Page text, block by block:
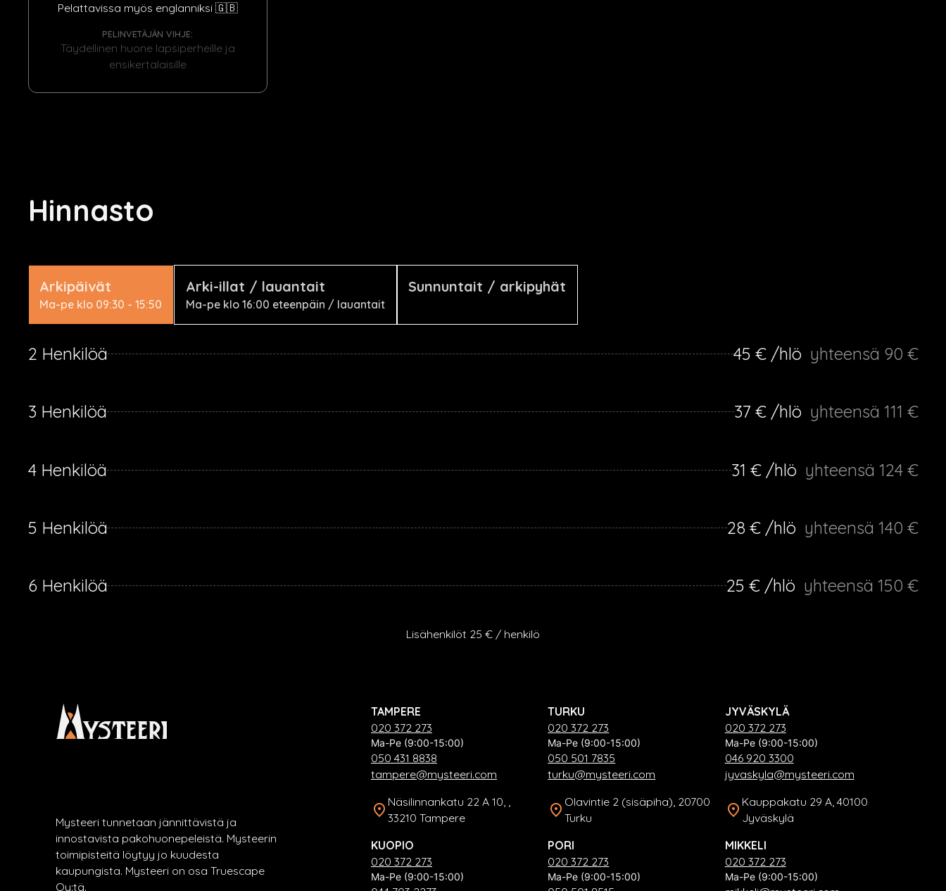
Pelattavissa myös englanniksi 🇬🇧
PELINVETÄJÄN VIHJE:
Täydellinen huone lapsiperheille ja
ensikertalaisille
Hinnasto
Arkipäivät
Ma-pe klo 09:30 - 15:50
Arki-illat / lauantait
Ma-pe klo 16:00 eteenpäin / lauantait
Sunnuntait / arkipyhät
2 Henkilöä 45 € /hlö yhteensä 90 €
3 Henkilöä 37 € /hlö yhteensä 111 €
4 Henkilöä 31 € /hlö yhteensä 124 €
5 Henkilöä 28 € /hlö yhteensä 140 €
6 Henkilöä 25 € /hlö yhteensä 150 €
Lisähenkilöt 25 € / henkilö
Mysteeri tunnetaan jännittävistä ja
innostavista pakohuonepeleistä. Mysteerin
toimipisteitä löytyy jo kuudesta
kaupungista. Mysteeri on osa Truescape
Oy:tä.
TAMPERE
020 372 273
Ma-Pe (9:00-15:00)
050 431 8838
tampere@mysteeri.com
Näsilinnankatu 22 A 10, ,
33210 Tampere
TURKU
020 372 273
Ma-Pe (9:00-15:00)
050 501 7835
turku@mysteeri.com
Olavintie 2 (sisäpiha), 20700
Turku
JYVÄSKYLÄ
020 372 273
Ma-Pe (9:00-15:00)
046 920 3300
jyvaskyla@mysteeri.com
Kauppakatu 29 A, 40100
Jyväskylä
KUOPIO
020 372 273
Ma-Pe (9:00-15:00)
PORI
020 372 273
Ma-Pe (9:00-15:00)
MIKKELI
020 372 273
Ma-Pe (9:00-15:00)